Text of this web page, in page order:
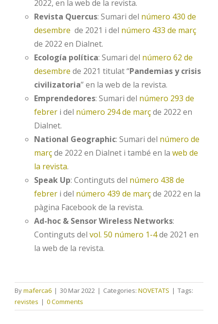
2022, en la web de la revista.
Revista Quercus: Sumari del número 430 de
desembre de 2021 i del número 433 de març
de 2022 en Dialnet.
Ecología política: Sumari del número 62 de
desembre de 2021 titulat “Pandemias y crisis
civilizatoria” en la web de la revista.
Emprendedores: Sumari del número 293 de
febrer i del número 294 de marçde 2022 en
Dialnet.
National Geographic: Sumari del número de
marçde 2022 en Dialnet i també en la web de
la revista.
Speak Up: Continguts del número 438 de
febrer i del número 439 de marçde 2022 en la
pàgina Facebook de la revista.
Ad-hoc & Sensor Wireless Networks:
Continguts del vol. 50 número 1-4de 2021 en
la web de la revista.
Bymaferca6 | 30 Mar 2022 | Categories: NOVETATS | Tags:
revistes | 0 Comments